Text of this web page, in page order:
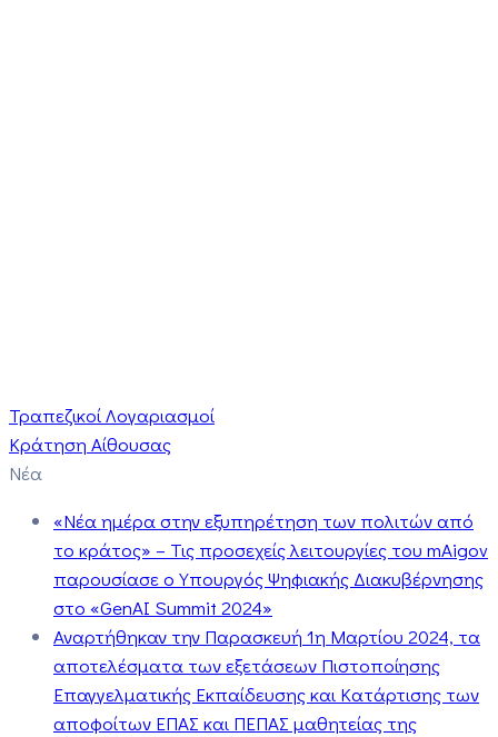
Τραπεζικοί Λογαριασμοί
Κράτηση Αίθουσας
Νέα
«Νέα ημέρα στην εξυπηρέτηση των πολιτών από
το κράτος» – Τις προσεχείς λειτουργίες του mAigov
παρουσίασε ο Υπουργός Ψηφιακής Διακυβέρνησης
στο «GenAI Summit 2024»
Αναρτήθηκαν την Παρασκευή 1η Μαρτίου 2024, τα
αποτελέσματα των εξετάσεων Πιστοποίησης
Επαγγελματικής Εκπαίδευσης και Κατάρτισης των
αποφοίτων ΕΠΑΣ και ΠΕΠΑΣ μαθητείας της